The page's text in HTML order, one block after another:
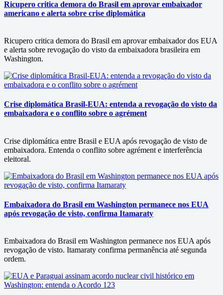
Ricupero critica demora do Brasil em aprovar embaixador
americano e alerta sobre crise diplomática
Ricupero critica demora do Brasil em aprovar embaixador dos EUA
e alerta sobre revogação do visto da embaixadora brasileira em
Washington.
Crise diplomática Brasil-EUA: entenda a revogação do visto da
embaixadora e o conflito sobre o agrément
Crise diplomática entre Brasil e EUA após revogação de visto de
embaixadora. Entenda o conflito sobre agrément e interferência
eleitoral.
Embaixadora do Brasil em Washington permanece nos EUA
após revogação de visto, confirma Itamaraty
Embaixadora do Brasil em Washington permanece nos EUA após
revogação de visto. Itamaraty confirma permanência até segunda
ordem.